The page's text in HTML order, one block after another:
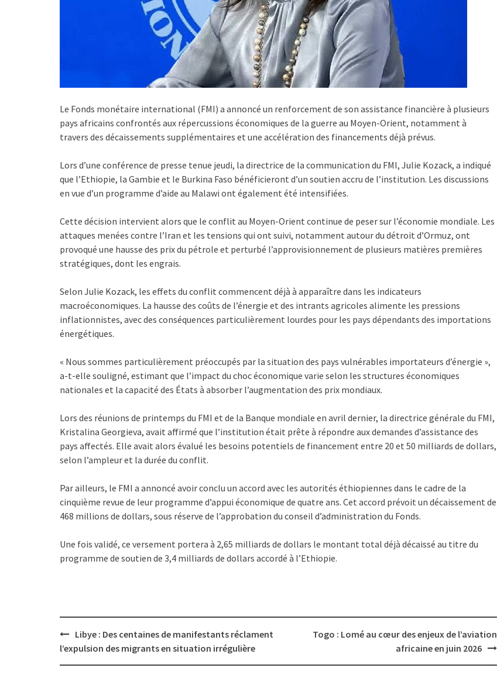
Le Fonds monétaire international (FMI) a annoncé un renforcement de son assistance financière à plusieurs
pays africains confrontés aux répercussions économiques de la guerre au Moyen-Orient, notamment à
travers des décaissements supplémentaires et une accélération des financements déjà prévus.
Lors d’une conférence de presse tenue jeudi, la directrice de la communication du FMI, Julie Kozack, a indiqué
que l’Ethiopie, la Gambie et le Burkina Faso bénéficieront d’un soutien accru de l’institution. Les discussions
en vue d’un programme d’aide au Malawi ont également été intensifiées.
Cette décision intervient alors que le conflit au Moyen-Orient continue de peser sur l’économie mondiale. Les
attaques menées contre l’Iran et les tensions qui ont suivi, notamment autour du détroit d’Ormuz, ont
provoqué une hausse des prix du pétrole et perturbé l’approvisionnement de plusieurs matières premières
stratégiques, dont les engrais.
Selon Julie Kozack, les effets du conflit commencent déjà à apparaître dans les indicateurs
macroéconomiques. La hausse des coûts de l’énergie et des intrants agricoles alimente les pressions
inflationnistes, avec des conséquences particulièrement lourdes pour les pays dépendants des importations
énergétiques.
« Nous sommes particulièrement préoccupés par la situation des pays vulnérables importateurs d’énergie »,
a-t-elle souligné, estimant que l’impact du choc économique varie selon les structures économiques
nationales et la capacité des États à absorber l’augmentation des prix mondiaux.
Lors des réunions de printemps du FMI et de la Banque mondiale en avril dernier, la directrice générale du FMI,
Kristalina Georgieva, avait affirmé que l’institution était prête à répondre aux demandes d’assistance des
pays affectés. Elle avait alors évalué les besoins potentiels de financement entre 20 et 50 milliards de dollars,
selon l’ampleur et la durée du conflit.
Par ailleurs, le FMI a annoncé avoir conclu un accord avec les autorités éthiopiennes dans le cadre de la
cinquième revue de leur programme d’appui économique de quatre ans. Cet accord prévoit un décaissement de
468 millions de dollars, sous réserve de l’approbation du conseil d’administration du Fonds.
Une fois validé, ce versement portera à 2,65 milliards de dollars le montant total déjà décaissé au titre du
programme de soutien de 3,4 milliards de dollars accordé à l’Ethiopie.
Post
navigation
Libye : Des centaines de manifestants réclament
l’expulsion des migrants en situation irrégulière
Togo : Lomé au cœur des enjeux de l’aviation
africaine en juin 2026